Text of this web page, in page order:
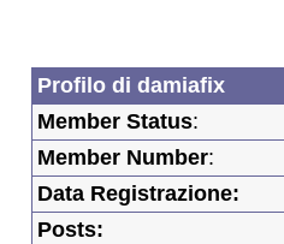
Profilo di damiafix
Member Status:
Member Number:
Data Registrazione:
Posts: